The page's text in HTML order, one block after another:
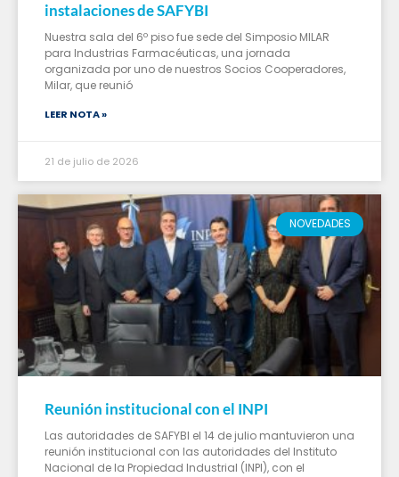
instalaciones de SAFYBI
Nuestra sala del 6º piso fue sede del Simposio MILAR
para Industrias Farmacéuticas, una jornada
organizada por uno de nuestros Socios Cooperadores,
Milar, que reunió
LEER NOTA »
21 de julio de 2026
NOVEDADES
Reunión institucional con el INPI
Las autoridades de SAFYBI el 14 de julio mantuvieron una
reunión institucional con las autoridades del Instituto
Nacional de la Propiedad Industrial (INPI), con el